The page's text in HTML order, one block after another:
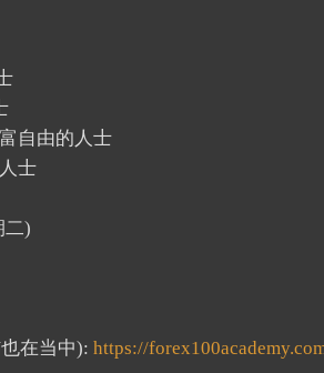
自由的人士
士
二)
在当中): https://